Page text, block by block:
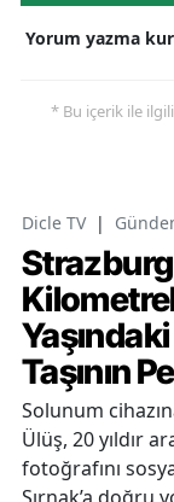
Yorum yazma
* Bu içerik ile
Dicle TV |
Taşının
Solunum
Ülüş, 20 yıldır
fotoğrafını